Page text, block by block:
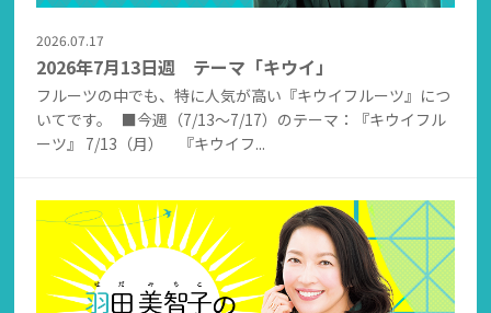
2026.07.17
2026年7月13日週 テーマ「キウイ」
フルーツの中でも、特に人気が高い『キウイフルーツ』につ
いてです。 ■今週（7/13～7/17）のテーマ：『キウイフル
ーツ』 7/13（月） 『キウイフ...